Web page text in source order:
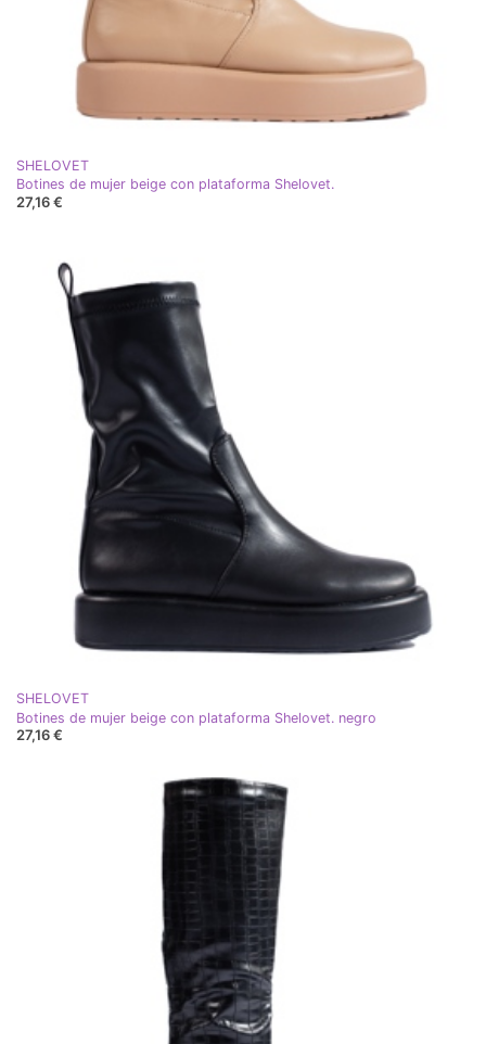
SHELOVET
Botines de mujer beige con plataforma Shelovet.
27,16 €
SHELOVET
Botines de mujer beige con plataforma Shelovet. negro
27,16 €